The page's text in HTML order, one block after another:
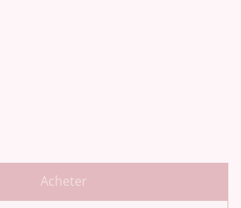
Acheter